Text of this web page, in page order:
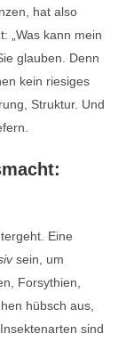
hat also
„Was kann mein
glauben. Denn
kein riesiges
Struktur. Und
Eine
sein, um
Forsythien,
hübsch aus,
sind